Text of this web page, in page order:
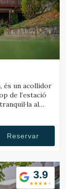
és un acollidor
de l’estació
al
Reservar
3.9